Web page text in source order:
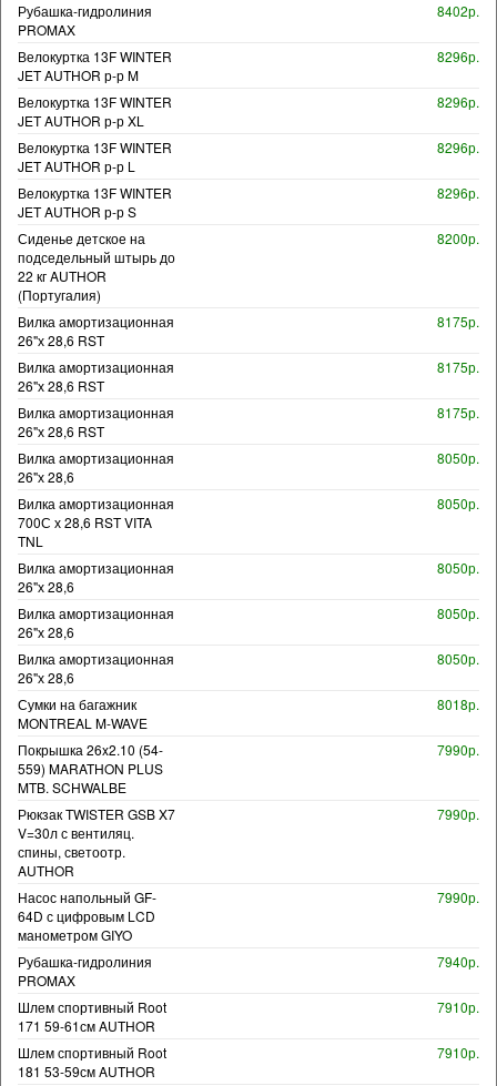
Рубашка-гидролиния
PROMAX
8402р.
Велокуртка 13F WINTER
JET AUTHOR р-р M
8296р.
Велокуртка 13F WINTER
JET AUTHOR р-р XL
8296р.
Велокуртка 13F WINTER
JET AUTHOR р-р L
8296р.
Велокуртка 13F WINTER
JET AUTHOR р-р S
8296р.
Сиденье детское на
подседельный штырь до
22 кг AUTHOR
(Португалия)
8200р.
Вилка амортизационная
26"х 28,6 RST
8175р.
Вилка амортизационная
26"х 28,6 RST
8175р.
Вилка амортизационная
26"х 28,6 RST
8175р.
Вилка амортизационная
26"х 28,6
8050р.
Вилка амортизационная
700С х 28,6 RST VITA
TNL
8050р.
Вилка амортизационная
26"х 28,6
8050р.
Вилка амортизационная
26"х 28,6
8050р.
Вилка амортизационная
26"х 28,6
8050р.
Сумки на багажник
MONTREAL M-WAVE
8018р.
Покрышка 26x2.10 (54-
559) MARATHON PLUS
MTB. SCHWALBE
7990р.
Рюкзак TWISTER GSB X7
V=30л с вентиляц.
спины, светоотр.
AUTHOR
7990р.
Насос напольный GF-
64D с цифровым LCD
манометром GIYO
7990р.
Рубашка-гидролиния
PROMAX
7940р.
Шлем спортивный Root
171 59-61см AUTHOR
7910р.
Шлем спортивный Root
181 53-59см AUTHOR
7910р.